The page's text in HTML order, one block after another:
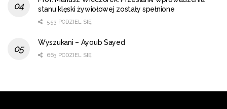
stanu klęski żywiołowej zostały spełnione
553 PODZIEL SIĘ
Wyszukani – Ayoub Sayed
663 PODZIEL SIĘ